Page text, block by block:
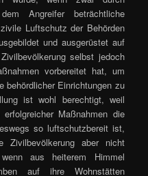
Angreifer beträchtliche
Luftschutz der Behörden
und ausgerüstet auf
selbst jedoch
vorbereitet hat, um
behördlicher Einrichtungen zu
ist wohl berechtigt, weil
Maßnahmen die
so luftschutzbereit ist,
aber nicht
aus heiterem Himmel
auf ihre Wohnstätten